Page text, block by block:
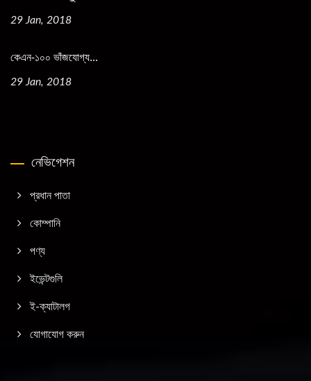
29 Jan, 2018
কেএন-১০০ ভাঁজযোগ্য...
29 Jan, 2018
নেভিগেশন
প্রধান পাতা
কোম্পানি
পণ্য
ইভেন্টগুলি
ই-ক্যাটালগ
যোগাযোগ করুন